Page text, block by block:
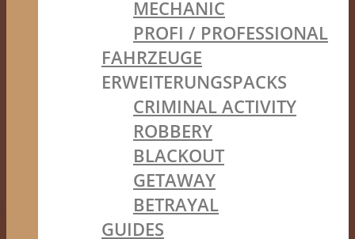
MECHANIC
PROFI / PROFESSIONAL
FAHRZEUGE
ERWEITERUNGSPACKS
CRIMINAL ACTIVITY
ROBBERY
BLACKOUT
GETAWAY
BETRAYAL
GUIDES